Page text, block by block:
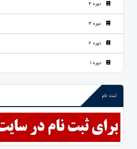
دوره 4
دوره 3
دوره 2
دوره 1
ثبت نام